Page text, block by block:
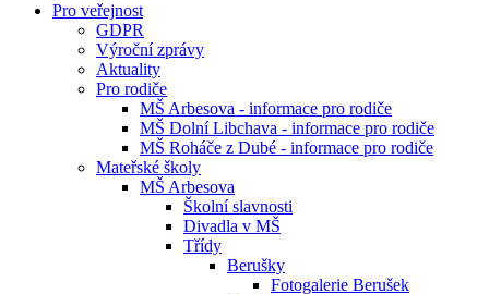
Pro veřejnost
GDPR
Výroční zprávy
Aktuality
Pro rodiče
MŠ Arbesova - informace pro rodiče
MŠ Dolní Libchava - informace pro rodiče
MŠ Roháče z Dubé - informace pro rodiče
Mateřské školy
MŠ Arbesova
Školní slavnosti
Divadla v MŠ
Třídy
Berušky
Fotogalerie Berušek